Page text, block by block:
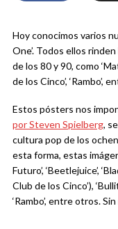
Hoy conocimos varios
One’. Todos ellos
de los 80 y 90, como
de los Cinco’, ‘Rambo’,
Estos pósters nos
por Steven Spielberg,
cultura pop de los
esta forma, estas
Futuro’, ‘Beetlejuice’,
Club de los Cinco’),
‘Rambo’, entre otros.